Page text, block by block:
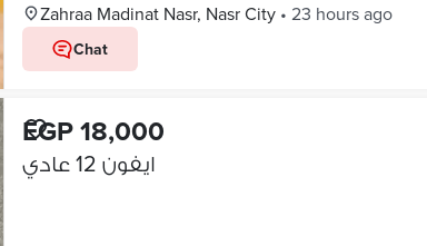
Zahraa Madinat Nasr, Nasr City • 23 hours ago
Chat
EGP 18,000
ايفون 12 عادي